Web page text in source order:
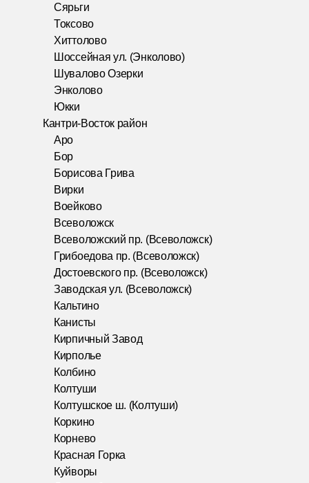
Сярьги
Токсово
Хиттолово
Шоссейная ул. (Энколово)
Шувалово Озерки
Энколово
Юкки
Кантри-Восток район
Аро
Бор
Борисова Грива
Вирки
Воейково
Всеволожск
Всеволожский пр. (Всеволожск)
Грибоедова пр. (Всеволожск)
Достоевского пр. (Всеволожск)
Заводская ул. (Всеволожск)
Кальтино
Канисты
Кирпичный Завод
Кирполье
Колбино
Колтуши
Колтушское ш. (Колтуши)
Коркино
Корнево
Красная Горка
Куйворы